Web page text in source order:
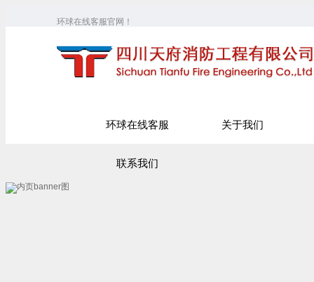
环球在线客服官网！
环球在线客服 关于我们
联系我们